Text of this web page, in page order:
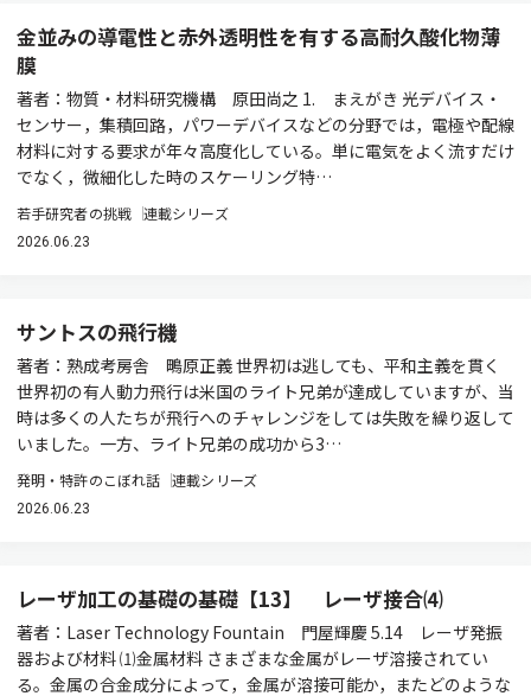
金並みの導電性と赤外透明性を有する高耐久酸化物薄
膜
著者：物質・材料研究機構 原田尚之 1. まえがき 光デバイス・
センサー，集積回路，パワーデバイスなどの分野では，電極や配線
材料に対する要求が年々高度化している。単に電気をよく流すだけ
でなく，微細化した時のスケーリング特…
若手研究者の挑戦 連載シリーズ
2026.06.23
サントスの飛行機
著者：熟成考房舎 鴫原正義 世界初は逃しても、平和主義を貫く
世界初の有人動力飛行は米国のライト兄弟が達成していますが、当
時は多くの人たちが飛行へのチャレンジをしては失敗を繰り返して
いました。一方、ライト兄弟の成功から3…
発明・特許のこぼれ話 連載シリーズ
2026.06.23
レーザ加工の基礎の基礎【13】 レーザ接合⑷
著者：Laser Technology Fountain 門屋輝慶 5.14 レーザ発振
器および材料 ⑴金属材料 さまざまな金属がレーザ溶接されてい
る。金属の合金成分によって，金属が溶接可能か，またどのような